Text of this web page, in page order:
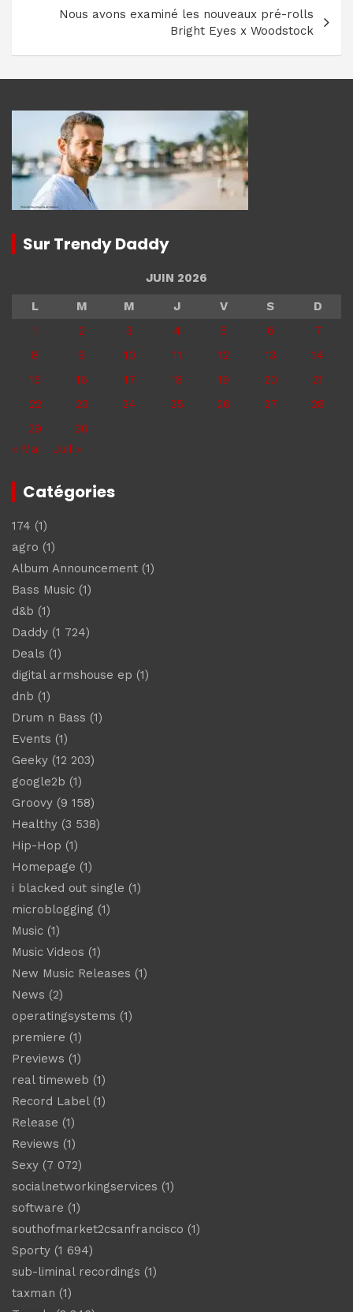
Nous avons examiné les nouveaux pré-rolls
Bright Eyes x Woodstock
Sur Trendy Daddy
JUIN 2026
L
M M J V S
D
1
2 3 4 5 6
7
8
9 10 11 12 13
14
15
16 17 18 19 20
21
22
23 24 25 26 27
28
29
30
« Mai
Juil »
Catégories
174 (1)
agro (1)
Album Announcement (1)
Bass Music (1)
d&b (1)
Daddy (1 724)
Deals (1)
digital armshouse ep (1)
dnb (1)
Drum n Bass (1)
Events (1)
Geeky (12 203)
google2b (1)
Groovy (9 158)
Healthy (3 538)
Hip-Hop (1)
Homepage (1)
i blacked out single (1)
microblogging (1)
Music (1)
Music Videos (1)
New Music Releases (1)
News (2)
operatingsystems (1)
premiere (1)
Previews (1)
real timeweb (1)
Record Label(1)
Release (1)
Reviews (1)
Sexy (7 072)
socialnetworkingservices (1)
software (1)
southofmarket2csanfrancisco (1)
Sporty (1 694)
sub-liminal recordings (1)
taxman (1)